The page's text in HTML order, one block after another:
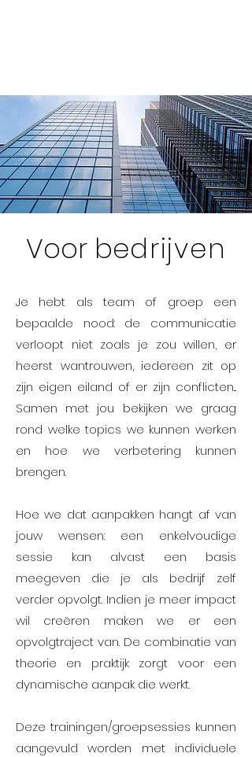
Voor bedrijven
Je hebt als team of groep een
bepaalde nood: de communicatie
verloopt niet zoals je zou willen, er
heerst wantrouwen, iedereen zit op
zijn eigen eiland of er zijn conflicten...
Samen met jou bekijken we graag
rond welke topics we kunnen werken
en hoe we verbetering kunnen
brengen.
Hoe we dat aanpakken hangt af van
jouw wensen: een enkelvoudige
sessie kan alvast een basis
meegeven die je als bedrijf zelf
verder opvolgt. Indien je meer impact
wil creëren maken we er een
opvolgtraject van. De combinatie van
theorie en praktijk zorgt voor een
dynamische aanpak die werkt.
Deze trainingen/groepsessies kunnen
aangevuld worden met individuele